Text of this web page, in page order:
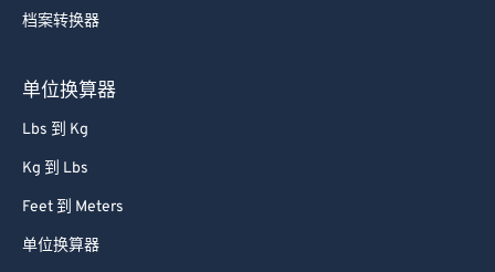
档案转换器
单位换算器
Lbs 到 Kg
Kg 到 Lbs
Feet 到 Meters
单位换算器